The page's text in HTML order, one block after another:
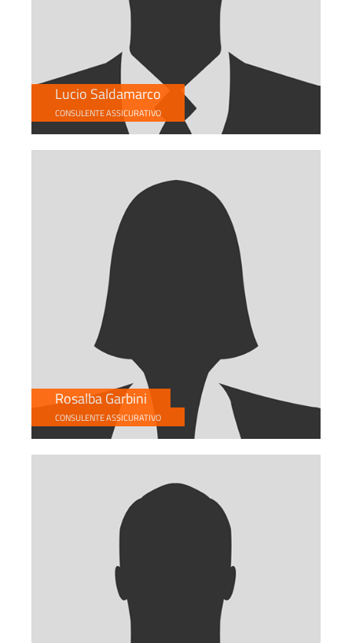
Lucio Saldamarco
CONSULENTE ASSICURATIVO
Rosalba Garbini
CONSULENTE ASSICURATIVO